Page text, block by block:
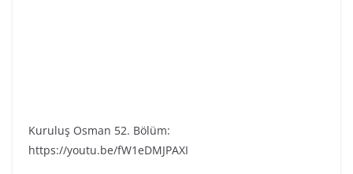
Kuruluş Osman 52. Bölüm:
https://youtu.be/fW1eDMJPAXI